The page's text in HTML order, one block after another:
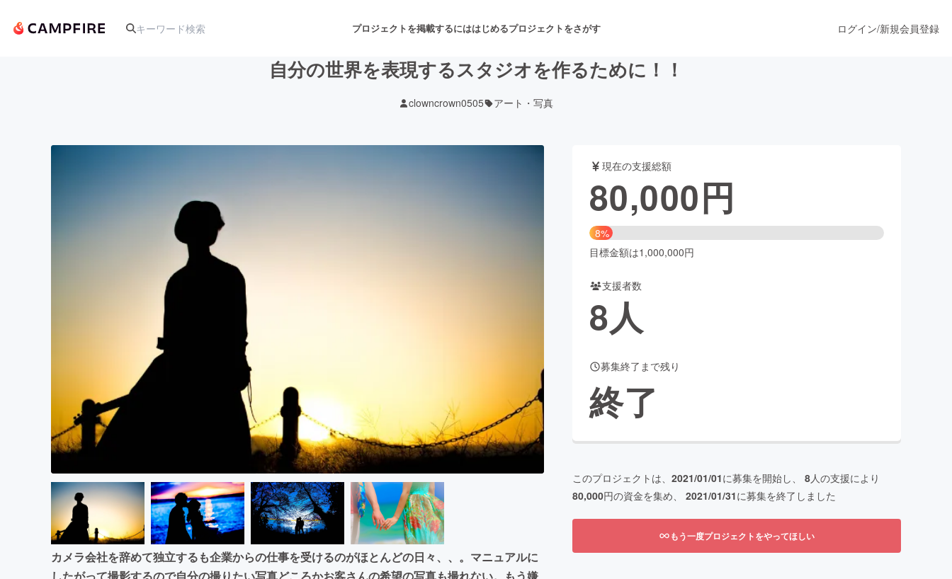
プロジェクトを掲載するにははじめるプロジェクトをさがす
舞台・パフォーマンス
テクノロジー・ガジェット ファッション
映像・映画
ビジネス・起業 ビューティー・ヘルスケア
まちづくり・地域活性化
CAMPFIRE Creation
コミュニティ
ログイン/新規会員登録
自分の世界を表現するスタジオを作るために！！
clowncrown0505 アート・写真
カメラ会社を辞めて独立するも企業からの仕事を受けるのがほとんどの日々、、。マニュアルに
現在の支援総額
80,000円
8%
目標金額は1,000,000円
支援者数
8人
募集終了まで残り
終了
このプロジェクトは、 2021/01/01に募集を開始し、 8人の支援により
80,000円の資金を集め、 2021/01/31に募集を終了しました
もう一度プロジェクトをやってほしい